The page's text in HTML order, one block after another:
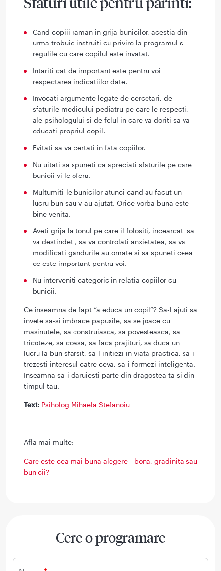
Cand copiii raman in grija bunicilor, acestia din
urma trebuie instruiti cu privire la programul si
regulile cu care copilul este invatat.
Intariti cat de important este pentru voi
respectarea indicatiilor date.
Invocati argumente legate de cercetari, de
sfaturile medicului pediatru pe care le respecti,
ale psihologului si de felul in care va doriti sa va
educati propriul copil.
Evitati sa va certati in fata copiilor.
Nu uitati sa spuneti ca apreciati sfaturile pe care
bunicii vi le ofera.
Multumiti-le bunicilor atunci cand au facut un
lucru bun sau v-au ajutat. Orice vorba buna este
bine venita.
Aveti grija la tonul pe care il folositi, incearcati sa
va destindeti, sa va controlati anxietatea, sa va
modificati gandurile automate si sa spuneti ceea
ce este important pentru voi.
Nu interveniti categoric in relatia copiilor cu
bunicii.
Ce inseamna de fapt “a educa un copil”? Sa-l ajuti sa
invete sa-si imbrace papusile, sa se joace cu
masinutele, sa construiasca, sa povesteasca, sa
tricoteze, sa coasa, sa faca prajituri, sa duca un
lucru la bun sfarsit, sa-l initiezi in viata practica, sa-i
trezesti interesul catre ceva, sa-i formezi inteligenta.
Inseamna sa-i daruiesti parte din dragostea ta si din
timpul tau.
Text: Psiholog Mihaela Stefanoiu
Afla mai multe:
Care este cea mai buna alegere - bona, gradinita sau
bunicii?
Cere o programare